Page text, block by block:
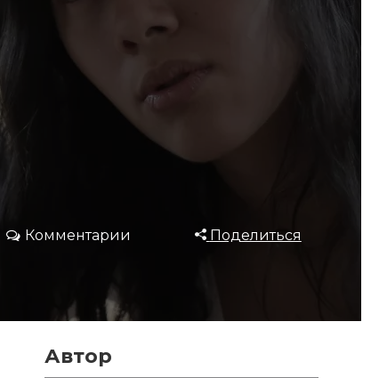
Комментарии Поделиться
Автор